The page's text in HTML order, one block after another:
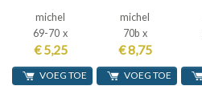
michel
69-70 x
€ 5,25
VOEG TOE
michel
70b x
€ 8,75
VOEG TOE